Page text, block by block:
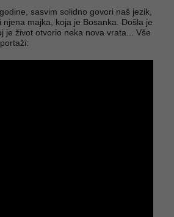
sasvim solidno govori naš jezik,
majka, koja je Bosanka. Došla je
je život otvorio neka nova vrata... Vše